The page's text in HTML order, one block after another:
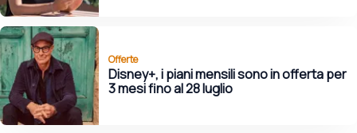
Offerte
Disney+, i piani mensili sono in offerta per
3 mesi fino al 28 luglio